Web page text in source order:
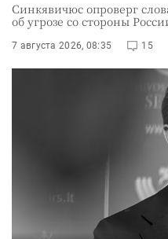
Синкявичюс опроверг
об угрозе со стороны
7 августа 2026, 08:35 15